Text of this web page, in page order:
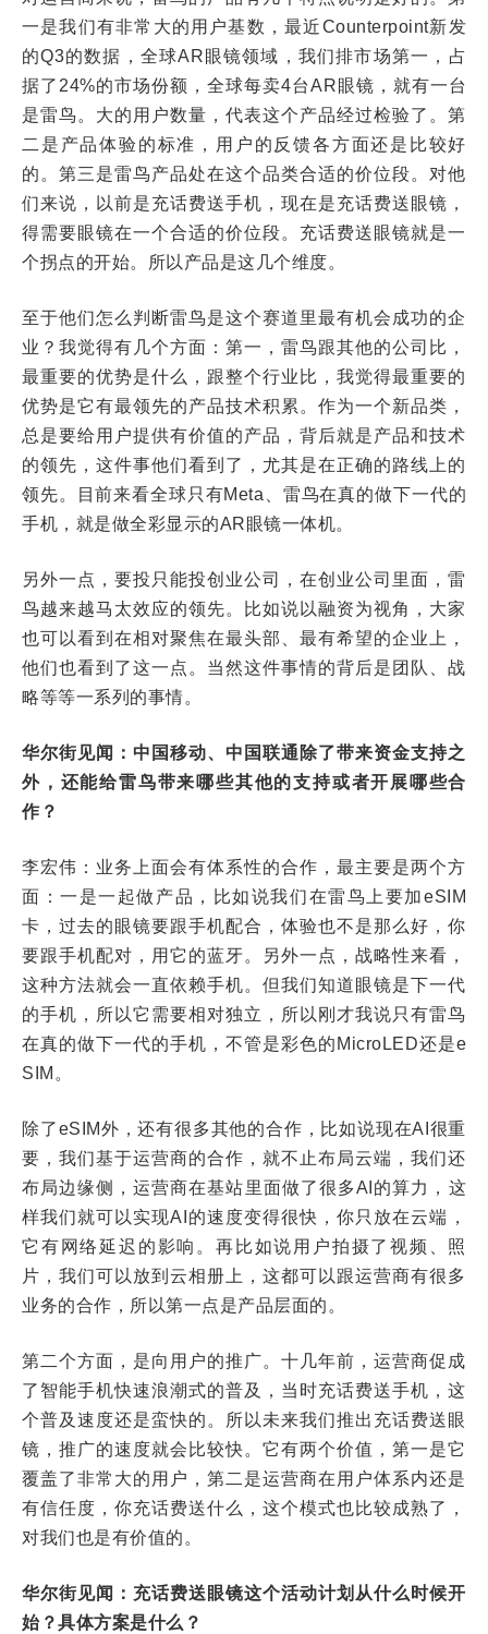
一是我们有非常大的用户基数，最近Counterpoint新发
的Q3的数据，全球AR眼镜领域，我们排市场第一，占
据了24%的市场份额，全球每卖4台AR眼镜，就有一台
是雷鸟。大的用户数量，代表这个产品经过检验了。第
二是产品体验的标准，用户的反馈各方面还是比较好
的。第三是雷鸟产品处在这个品类合适的价位段。对他
们来说，以前是充话费送手机，现在是充话费送眼镜，
得需要眼镜在一个合适的价位段。充话费送眼镜就是一
个拐点的开始。所以产品是这几个维度。
至于他们怎么判断雷鸟是这个赛道里最有机会成功的企
业？我觉得有几个方面：第一，雷鸟跟其他的公司比，
最重要的优势是什么，跟整个行业比，我觉得最重要的
优势是它有最领先的产品技术积累。作为一个新品类，
总是要给用户提供有价值的产品，背后就是产品和技术
的领先，这件事他们看到了，尤其是在正确的路线上的
领先。目前来看全球只有Meta、雷鸟在真的做下一代的
手机，就是做全彩显示的AR眼镜一体机。
另外一点，要投只能投创业公司，在创业公司里面，雷
鸟越来越马太效应的领先。比如说以融资为视角，大家
也可以看到在相对聚焦在最头部、最有希望的企业上，
他们也看到了这一点。当然这件事情的背后是团队、战
略等等一系列的事情。
华尔街见闻：中国移动、中国联通除了带来资金支持之
外，还能给雷鸟带来哪些其他的支持或者开展哪些合
作？
李宏伟：业务上面会有体系性的合作，最主要是两个方
面：一是一起做产品，比如说我们在雷鸟上要加eSIM
卡，过去的眼镜要跟手机配合，体验也不是那么好，你
要跟手机配对，用它的蓝牙。另外一点，战略性来看，
这种方法就会一直依赖手机。但我们知道眼镜是下一代
的手机，所以它需要相对独立，所以刚才我说只有雷鸟
在真的做下一代的手机，不管是彩色的MicroLED还是e
SIM。
除了eSIM外，还有很多其他的合作，比如说现在AI很重
要，我们基于运营商的合作，就不止布局云端，我们还
布局边缘侧，运营商在基站里面做了很多AI的算力，这
样我们就可以实现AI的速度变得很快，你只放在云端，
它有网络延迟的影响。再比如说用户拍摄了视频、照
片，我们可以放到云相册上，这都可以跟运营商有很多
业务的合作，所以第一点是产品层面的。
第二个方面，是向用户的推广。十几年前，运营商促成
了智能手机快速浪潮式的普及，当时充话费送手机，这
个普及速度还是蛮快的。所以未来我们推出充话费送眼
镜，推广的速度就会比较快。它有两个价值，第一是它
覆盖了非常大的用户，第二是运营商在用户体系内还是
有信任度，你充话费送什么，这个模式也比较成熟了，
对我们也是有价值的。
华尔街见闻：充话费送眼镜这个活动计划从什么时候开
始？具体方案是什么？